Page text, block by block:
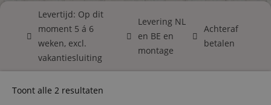
Levertijd: Op dit
moment 5 á 6
weken, excl.
vakantiesluiting
Levering NL
en BE en
montage
Achteraf
betalen
Toont alle 2 resultaten